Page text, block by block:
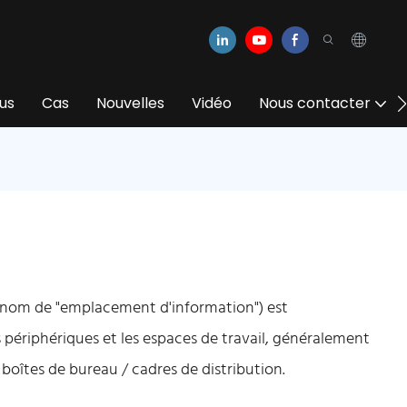
Cas Nouvelles Vidéo Nous contacter
de "emplacement d'information") est
et les espaces de travail, généralement
de bureau / cadres de distribution.